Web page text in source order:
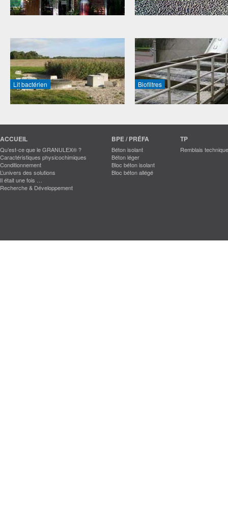
Lit bactérien Biofiltres
ACCUEIL
Qu’est-ce que le GRANULEX® ?
Caractéristiques physicochimiques
Conditionnement
L’univers des solutions
Il était une fois …
Recherche & Développement
BPE / PRÉFA
Béton isolant
Béton léger
Bloc béton isolant
Bloc béton allégé
TP
Remblais technique